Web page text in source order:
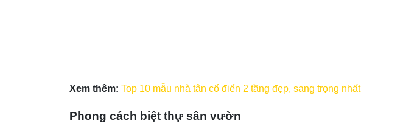
Xem thêm: Top 10 mẫu nhà tân cổ điển 2 tầng đẹp, sang trọng nhất
Phong cách biệt thự sân vườn